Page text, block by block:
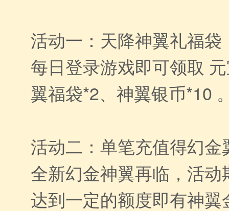
活动一：天降神翼礼福袋
每日登录游戏即可领取
翼福袋*2、神翼银币*10
活动二：单笔充值得幻金
全新幻金神翼再临，活
达到一定的额度即有神